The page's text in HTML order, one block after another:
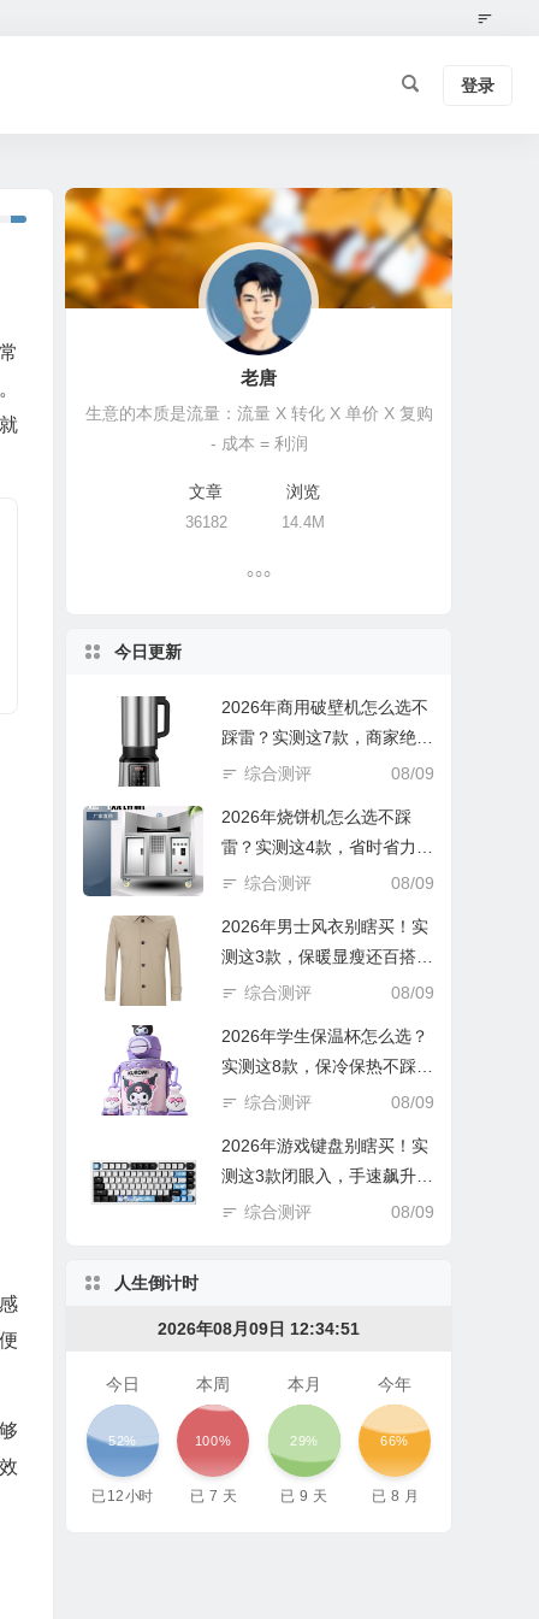
登录
老唐
生意的本质是流量：流量 X 转化 X 单价 X 复购
- 成本 = 利润
文章
36182
浏览
14.4M
今日更新
2026年商用破壁机怎么选不
踩雷？实测这7款，商家绝不
会告诉你的避坑指南！ 08/09
综合测评
2026年烧饼机怎么选不踩
雷？实测这4款，省时省力还
香脆！
08/09
综合测评
2026年男士风衣别瞎买！实
测这3款，保暖显瘦还百搭，
闭眼入不踩雷
08/09
综合测评
2026年学生保温杯怎么选？
实测这8款，保冷保热不踩
雷！
08/09
综合测评
2026年游戏键盘别瞎买！实
测这3款闭眼入，手速飙升不
踩雷！
08/09
综合测评
人生倒计时
2026年08月09日 12:34:52
今日
52%
已12小时
本周
100%
已 7 天
本月
29%
已 9 天
今年
66%
已 8 月